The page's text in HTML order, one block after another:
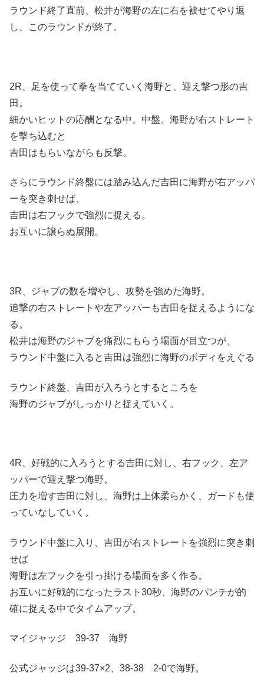
ラウンド終了直前、松井が海野の左に右を被せてやり返
し、このラウンドが終了。
2R、足を使って拳を当てていく海野と、迎え撃つ形の吉
田。
細かいヒットの応酬となる中、中盤、海野が右ストレート
を撃ち込むと
吉田はもらいながらも反撃。
さらにラウンド終盤には踏み込んだ吉田に海野が右アッパ
ーを突き刺せば、
吉田は右フックで強烈に捉える。
お互いに譲らぬ展開。
3R、ジャブの数を増やし、攻勢を強めた海野。
追撃の右ストレートや左アッパーも吉田を捉えるようにな
る。
松井は海野のジャブを痛烈にもらう場面が目立つが、
ラウンド中盤に入ると吉田は強烈に海野のボディをえぐる
ラウンド終盤、吉田が入ろうとするところを
海野のジャブがしっかりと捉えていく。
4R、好戦的に入ろうとする吉田に対し、右フック、左ア
ッパーで迎え撃つ海野。
圧力を増す吉田に対し、海野は上体柔らかく、ガードも使
っていなしていく。
ラウンド中盤に入り、吉田が右ストレートを強烈に突き刺
せば
海野は左フックを引っ掛ける場面を多く作る。
お互いに好戦的になったラスト30秒、海野のパンチが的
確に捉える中でタイムアップ。
マイジャッジ 39-37 海野
公式ジャッジは39-37×2、38-38 2-0で海野。